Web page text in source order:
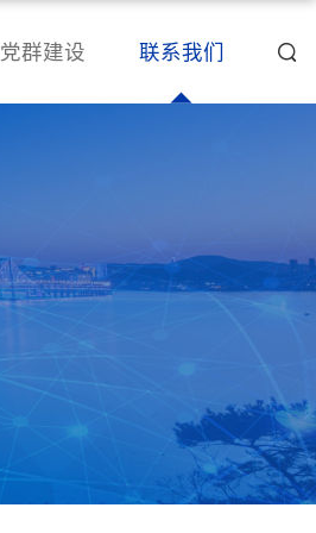
党群建设 联系我们